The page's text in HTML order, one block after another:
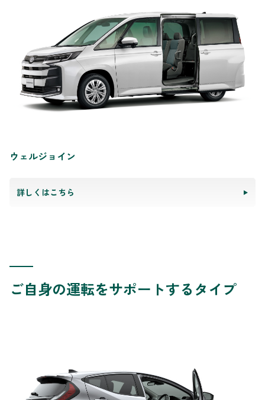
ウェルジョイン
詳しくはこちら
ご自身の運転をサポートするタイプ